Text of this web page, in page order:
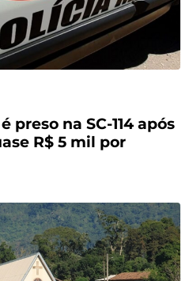
preso na SC-114 após
R$ 5 mil por